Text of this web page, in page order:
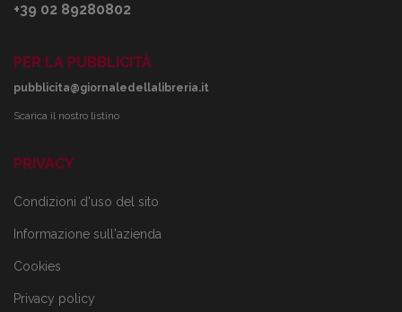
+39 02 89280802
PER LA PUBBLICITÀ
pubblicita@giornaledellalibreria.it
Scarica il nostro listino
PRIVACY
Condizioni d'uso del sito
Informazione sull'azienda
Cookies
Privacy policy